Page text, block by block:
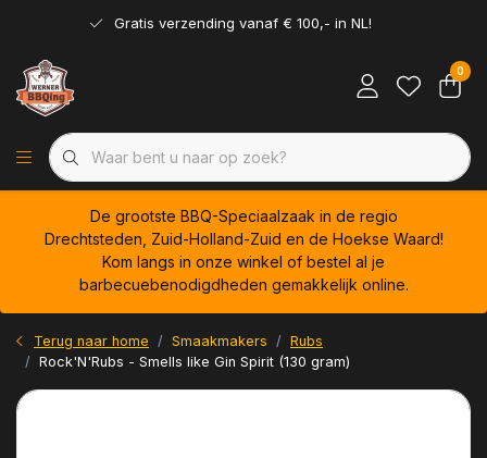
Gratis verzending vanaf € 100,- in NL!
0
De grootste BBQ-Speciaalzaak in de regio
Drechtsteden, Zuid-Holland-Zuid en de Hoekse Waard!
Kom langs in onze winkel of bestel al je
barbecuebenodigdheden gemakkelijk online.
Terug naar home Smaakmakers
Rubs
Rock'N'Rubs - Smells like Gin Spirit (130 gram)